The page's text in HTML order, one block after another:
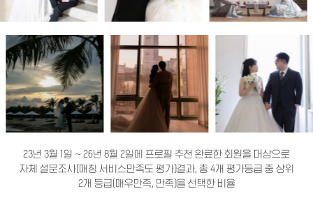
23년 3월 1일 ~ 26년 8월 2일에 프로필 추천 완료한 회원을 대상으로
자체 설문조사(매칭 서비스만족도 평가)결과, 총 4개 평가등급 중 상위
2개 등급(매우만족, 만족)을 선택한 비율